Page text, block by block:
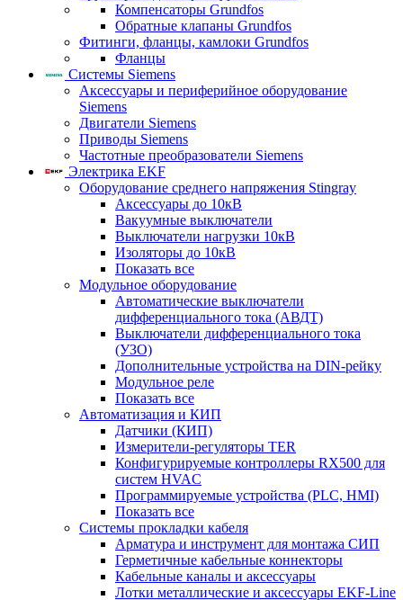
Компенсаторы Grundfos
Обратные клапаны Grundfos
Фитинги, фланцы, камлоки Grundfos
Фланцы
Системы Siemens
Аксессуары и периферийное оборудование
Siemens
Двигатели Siemens
Приводы Siemens
Частотные преобразователи Siemens
Электрика EKF
Оборудование среднего напряжения Stingray
Аксессуары до 10кВ
Вакуумные выключатели
Выключатели нагрузки 10кВ
Изоляторы до 10кВ
Показать все
Модульное оборудование
Автоматические выключатели
дифференциального тока (АВДТ)
Выключатели дифференциального тока
(УЗО)
Дополнительные устройства на DIN-рейку
Модульное реле
Показать все
Автоматизация и КИП
Датчики (КИП)
Измерители-регуляторы TER
Конфигурируемые контроллеры RX500 для
систем HVAC
Программируемые устройства (PLC, HMI)
Показать все
Системы прокладки кабеля
Арматура и инструмент для монтажа СИП
Герметичные кабельные коннекторы
Кабельные каналы и аксессуары
Лотки металлические и аксессуары EKF-Line